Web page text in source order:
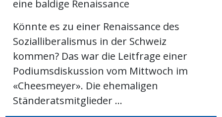
Fussball
eine baldige Renaissance
Könnte es zu einer Renaissance des
Sozialliberalismus in der Schweiz
kommen? Das war die Leitfrage einer
Podiumsdiskussion vom Mittwoch im
«Cheesmeyer». Die ehemaligen
Ständeratsmitglieder ...